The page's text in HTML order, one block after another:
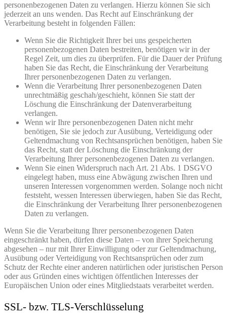
personenbezogenen Daten zu verlangen. Hierzu können Sie sich
jederzeit an uns wenden. Das Recht auf Einschränkung der
Verarbeitung besteht in folgenden Fällen:
Wenn Sie die Richtigkeit Ihrer bei uns gespeicherten
personenbezogenen Daten bestreiten, benötigen wir in der
Regel Zeit, um dies zu überprüfen. Für die Dauer der Prüfung
haben Sie das Recht, die Einschränkung der Verarbeitung
Ihrer personenbezogenen Daten zu verlangen.
Wenn die Verarbeitung Ihrer personenbezogenen Daten
unrechtmäßig geschah/geschieht, können Sie statt der
Löschung die Einschränkung der Datenverarbeitung
verlangen.
Wenn wir Ihre personenbezogenen Daten nicht mehr
benötigen, Sie sie jedoch zur Ausübung, Verteidigung oder
Geltendmachung von Rechtsansprüchen benötigen, haben Sie
das Recht, statt der Löschung die Einschränkung der
Verarbeitung Ihrer personenbezogenen Daten zu verlangen.
Wenn Sie einen Widerspruch nach Art. 21 Abs. 1 DSGVO
eingelegt haben, muss eine Abwägung zwischen Ihren und
unseren Interessen vorgenommen werden. Solange noch nicht
feststeht, wessen Interessen überwiegen, haben Sie das Recht,
die Einschränkung der Verarbeitung Ihrer personenbezogenen
Daten zu verlangen.
Wenn Sie die Verarbeitung Ihrer personenbezogenen Daten
eingeschränkt haben, dürfen diese Daten – von ihrer Speicherung
abgesehen – nur mit Ihrer Einwilligung oder zur Geltendmachung,
Ausübung oder Verteidigung von Rechtsansprüchen oder zum
Schutz der Rechte einer anderen natürlichen oder juristischen Person
oder aus Gründen eines wichtigen öffentlichen Interesses der
Europäischen Union oder eines Mitgliedstaats verarbeitet werden.
SSL- bzw. TLS-Verschlüsselung